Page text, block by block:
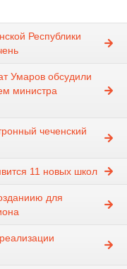
Республики
Умаров обсудили
министра
чеченский
11 новых школ
для